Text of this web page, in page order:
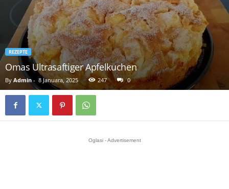
REZEPTE
Omas Ultrasaftiger Apfelkuchen
By Admin- 8 Januara, 2025 247 0
Oglasi - Advertisement